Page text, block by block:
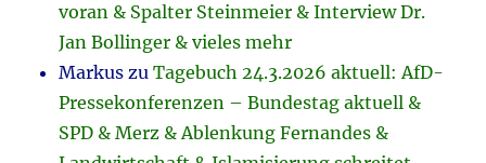
voran & Spalter Steinmeier & Interview Dr.
Jan Bollinger & vieles mehr
Markus zuTagebuch 24.3.2026 aktuell: AfD-
Pressekonferenzen – Bundestag aktuell &
SPD & Merz & Ablenkung Fernandes &